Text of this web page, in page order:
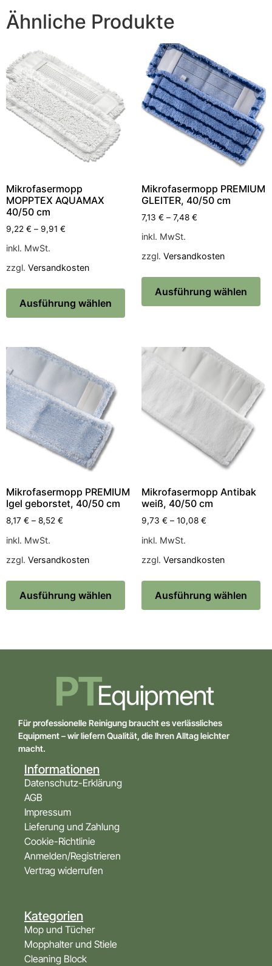
Ähnliche Produkte
Mikrofasermopp
MOPPTEX AQUAMAX
40/50 cm
9,22 € – 9,91 €
inkl. MwSt.
zzgl. Versandkosten
Ausführung wählen
Mikrofasermopp PREMIUM
GLEITER, 40/50 cm
7,13 € – 7,48 €
inkl. MwSt.
zzgl. Versandkosten
Ausführung wählen
Mikrofasermopp PREMIUM
Igel geborstet, 40/50 cm
8,17 € – 8,52 €
inkl. MwSt.
zzgl. Versandkosten
Ausführung wählen
Mikrofasermopp Antibak
weiß, 40/50 cm
9,73 € – 10,08 €
inkl. MwSt.
zzgl. Versandkosten
Ausführung wählen
Für professionelle Reinigung braucht es verlässliches
Equipment – wir liefern Qualität, die Ihren Alltag leichter
macht.
Informationen
Datenschutz-Erklärung
AGB
Impressum
Lieferung und Zahlung
Cookie-Richtlinie
Anmelden/Registrieren
Vertrag widerrufen
Kategorien
Mop und Tücher
Mopphalter und Stiele
Cleaning Block